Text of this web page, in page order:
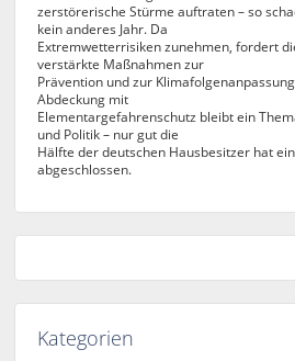
zerstörerische Stürme auftraten – so
kein anderes Jahr. Da
Extremwetterrisiken zunehmen, fordert
verstärkte Maßnahmen zur
Prävention und zur
Abdeckung mit
Elementargefahrenschutz bleibt ein
und Politik – nur gut die
Hälfte der deutschen Hausbesitzer hat
abgeschlossen.
Kategorien